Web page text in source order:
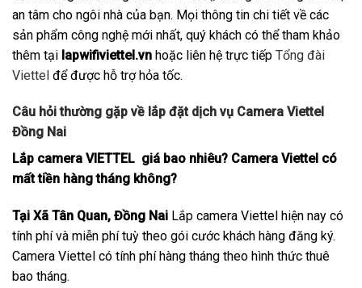
an tâm cho ngôi nhà của bạn. Mọi thông tin chi tiết về các
sản phẩm công nghệ mới nhất, quý khách có thể tham khảo
thêm tại lapwifiviettel.vn hoặc liên hệ trực tiếp Tổng đài
Viettel để được hỗ trợ hỏa tốc.
Câu hỏi thường gặp về lắp đặt dịch vụ Camera Viettel
Đồng Nai
Lắp camera VIETTEL giá bao nhiêu? Camera Viettel có
mất tiền hàng tháng không?
Tại Xã Tân Quan, Đồng Nai Lắp camera Viettel hiện nay có
tính phí và miễn phí tuỳ theo gói cước khách hàng đăng ký.
Camera Viettel có tính phí hàng tháng theo hình thức thuê
bao tháng.